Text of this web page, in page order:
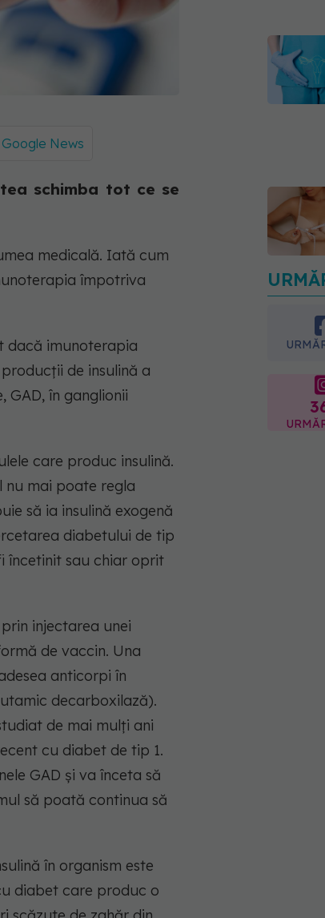
News
schimba tot ce se
medicală. Iată cum
împotriva
dacă imunoterapia
de insulină a
GAD, în ganglionii
care produc insulină.
nu mai poate regla
să ia insulină exogenă
diabetului de tip
încetinit sau chiar oprit
injectarea unei
de vaccin. Una
anticorpi în
decarboxilază).
de mai mulți ani
cu diabet de tip 1.
GAD și va înceta să
să poată continua să
în organism este
diabet care produc o